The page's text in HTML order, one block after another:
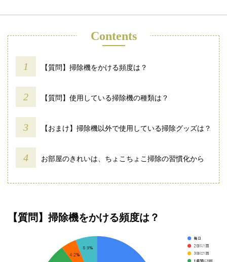
Contents
【質問】掃除機をかける頻度は？
【質問】使用している掃除機の種類は？
【おまけ】掃除機以外で使用している掃除グッズは？
お部屋のきれいは、ちょこちょこ掃除の習慣化から
【質問】掃除機をかける頻度は？